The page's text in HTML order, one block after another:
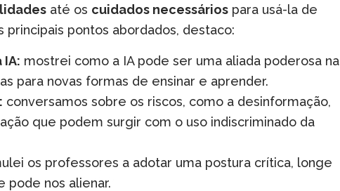
até os cuidados necessários para usá-la de
pontos abordados, destaco:
mostrei como a IA pode ser uma aliada poderosa na
para novas formas de ensinar e aprender.
conversamos sobre os riscos, como a desinformação,
que podem surgir com o uso indiscriminado da
os professores a adotar uma postura crítica, longe
pode nos alienar.